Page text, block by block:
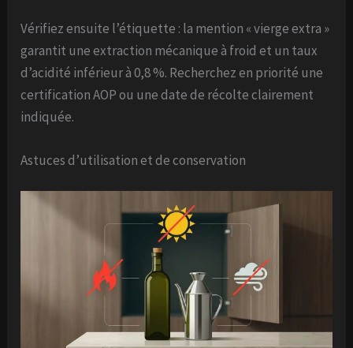
Vérifiez ensuite l’étiquette : la mention « vierge extra »
garantit une extraction mécanique à froid et un taux
d’acidité inférieur à 0,8 %. Recherchez en priorité une
certification AOP ou une date de récolte clairement
indiquée.
Astuces d’utilisation et de conservation